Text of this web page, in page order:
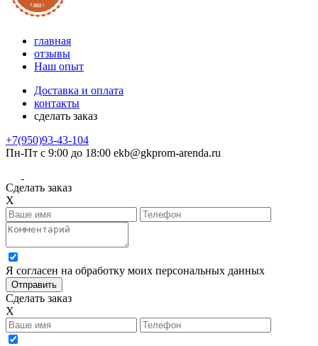
главная
отзывы
Наш опыт
Доставка и оплата
контакты
сделать заказ
+7(950)93-43-104
Пн-Пт с 9:00 до 18:00 ekb@gkprom-arenda.ru
Сделать заказ
X
Я согласен на обработку моих персональных данных
Сделать заказ
X